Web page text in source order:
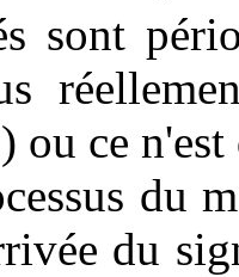
sont
ou ce
du
du